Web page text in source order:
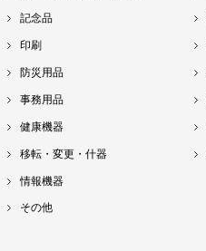
記念品
印刷
防災用品
事務用品
健康機器
移転・変更・什器
情報機器
その他